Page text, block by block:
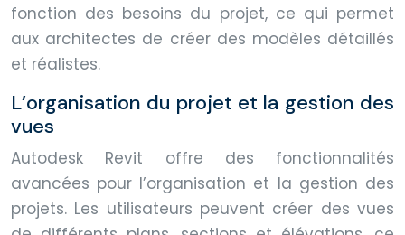
fonction des besoins du projet, ce qui permet
aux architectes de créer des modèles détaillés
et réalistes.
L’organisation du projet et la gestion des
vues
Autodesk Revit offre des fonctionnalités
avancées pour l’organisation et la gestion des
projets. Les utilisateurs peuvent créer des vues